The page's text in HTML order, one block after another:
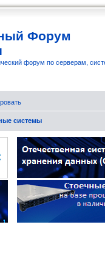
Форум
форум по серверам,
системы